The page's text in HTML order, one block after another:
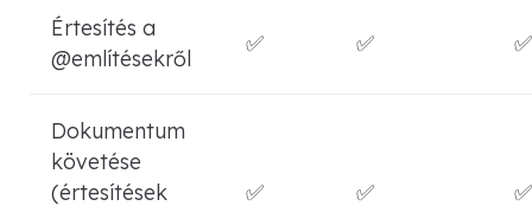
Értesítés a
@említésekről
✅ ✅ ✅
Dokumentum
követése
(értesítések
✅ ✅ ✅